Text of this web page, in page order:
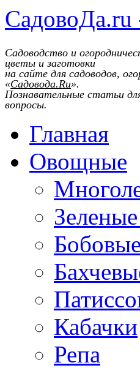
СадовоДа.ru
Садоводство и
цветы и заготовки
на сайте для садоводов,
«Садовода.Ru».
Познавательные статьи
вопросы.
Главная
Овощные
Бобовые
Кабачки
Репа